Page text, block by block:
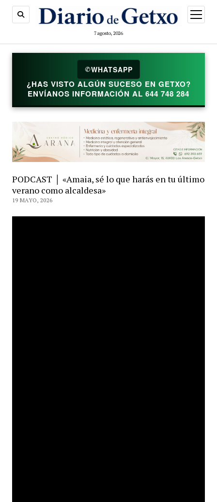
7 agosto, 2026
abrir
menú
✆WHATSAPP
¿HAS VISTO ALGÚN SUCESO EN GETXO?
ENVÍANOS INFORMACIÓN AL 644 748 284
PODCAST │ «Amaia, sé lo que harás en tu último
verano como alcaldesa»
19 MAYO, 2026